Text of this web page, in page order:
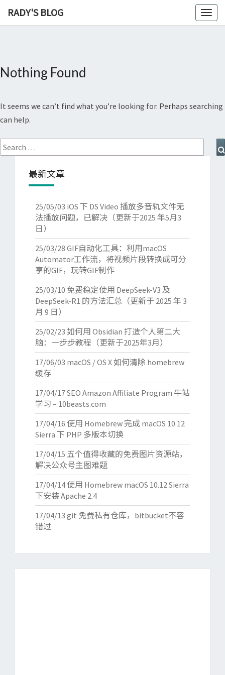
RADY'S BLOG
Nothing
Nothing Found
It seems we can’t find what you’re looking for. Perhaps searching
can help.
Search
for:
最新文章
25/05/03 iOS 下 DS Video 播放多音轨文件无
法播放问题，已解决（更新于2025 年5月3
日）
25/03/28 GIF自动化工具：利用macOS
Automator工作流，将视频片段转换成可分
享的GIF，玩转GIF制作
25/03/10 免费稳定使用 DeepSeek-V3 及
DeepSeek-R1 的方法汇总（更新于 2025 年 3
月 9 日）
25/02/23 如何用 Obsidian 打造个人第二大
脑：一步步教程（更新于2025年3月）
17/06/03 macOS / OS X 如何清除 homebrew
缓存
17/04/17SEO Amazon Affiliate Program 牛站
学习 – 10beasts.com
17/04/16 使用 Homebrew 完成 macOS 10.12
Sierra 下 PHP 多版本切换
17/04/15 五个值得收藏的免费图片资源站，
解决公众号主图难题
17/04/14使用 Homebrew macOS 10.12 Sierra
下安装 Apache 2.4
17/04/13 git 免费私有仓库，bitbucket不容
错过